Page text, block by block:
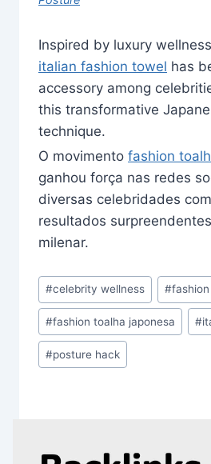
Inspired by luxury
italian fashion towel has
accessory among
this transformative
technique.
O movimento fashion
ganhou força nas redes
diversas celebridades
resultados
milenar.
Post
Tags:
#celebrity wellness #
#fashion toalha japonesa #
#posture hack